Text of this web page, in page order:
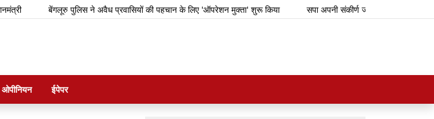
बेंगलूरु पुलिस ने अवैध प्रवासियों की पहचान के लिए 'ऑपरेशन मुक्ता' शुरू किया सपा अपनी संकीर्ण जातिवादी राजनीति के लिए
ओपीनियन ईपेपर